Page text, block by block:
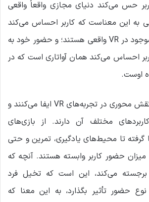
حس می‌کند دنیای مجازی واقعاً واقعی
به این معناست که کاربر احساس می‌کند
دیگر شخصیت‌های موجود در VR واقعی هستند؛ و حضور خود به
احساس می‌کند همان آواتاری است که در
اوست.
این سه نوع حضور، نقش محوری در تجربه‌های VR ایفا می‌کنند و
مختلف آن دارند. از بازی‌های
گرفته تا محیط‌های یادگیری، تمرین و حتی
حضور کاربر وابسته هستند. آنچه که
برجسته می‌کند، این است که تخیل فرد
حضور تأثیر بگذارد، به این معنا که